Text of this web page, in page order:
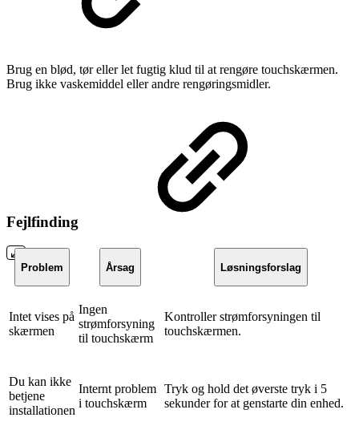
Brug en blød, tør eller let fugtig klud til at rengøre touchskærmen.
Brug ikke vaskemiddel eller andre rengøringsmidler.
Fejlfinding
Problem Årsag Løsningsforslag
Intet vises på
skærmen
Ingen
strømforsyning
til touchskærm
Kontroller strømforsyningen til
touchskærmen.
Du kan ikke
betjene
installationen
Internt problem
i touchskærm
Tryk og hold det øverste tryk i 5
sekunder for at genstarte din enhed.